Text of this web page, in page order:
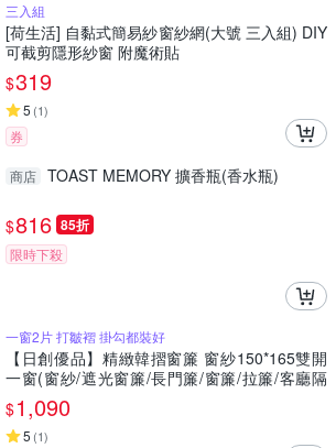
三入組
[荷生活] 自黏式簡易紗窗紗網(大號 三入組) DIY
可截剪隱形紗窗 附魔術貼
$319
5 (1)
券
商店 TOAST MEMORY 擴香瓶(香水瓶)
$816 85折
限時下殺
一窗2片 打皺褶 掛勾都裝好
【日創優品】精緻韓摺窗簾 窗紗150*165雙開
一窗(窗紗/遮光窗簾/長門簾/窗簾/拉簾/客廳隔
簾)
$1,090
5 (1)